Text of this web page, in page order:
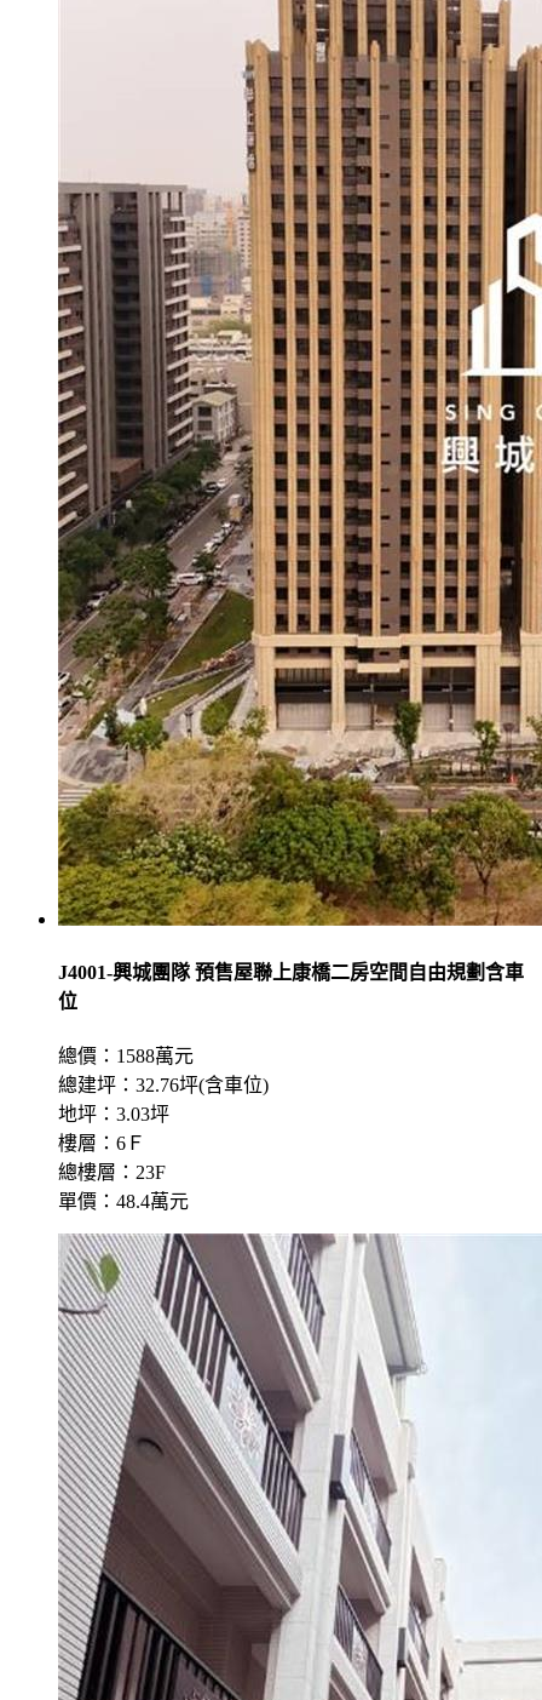
J4001-興城團隊 預售屋聯上康橋二房空間自由規劃含車
位
總價：1588萬元
總建坪：32.76坪(含車位)
地坪：3.03坪
樓層：6Ｆ
總樓層：23F
單價：48.4萬元